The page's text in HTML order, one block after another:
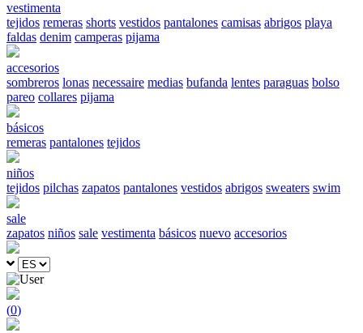
vestimenta
tejidos remeras shorts vestidos pantalones camisas abrigos playa
faldas denim camperas pijama
accesorios
sombreros lonas necessaire medias bufanda lentes paraguas bolso
pareo collares pijama
básicos
remeras pantalones tejidos
niños
tejidos pilchas zapatos pantalones vestidos abrigos sweaters swim
sale
zapatos niños sale vestimenta básicos nuevo accesorios
(0)